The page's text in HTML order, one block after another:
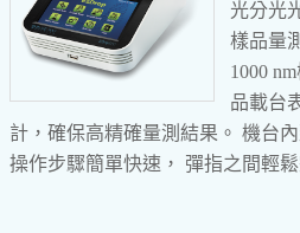
光分光
樣品量
1000
品載台
計，確保高精確量測結果。 機台
操作步驟簡單快速，
彈指之間輕